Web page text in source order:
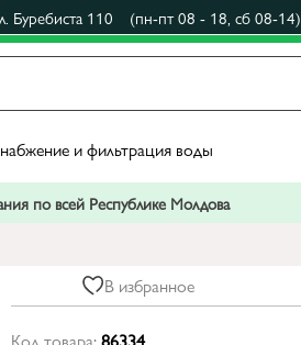
Буребиста 110 (пн-пт 08 - 18, сб 08-14)
и фильтрация воды
по всей Республике Молдова
В избранное
Код товара:86334